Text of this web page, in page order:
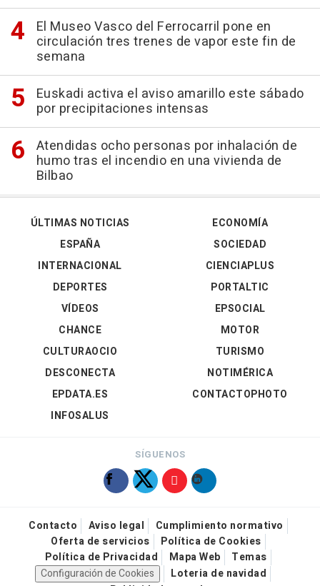
El Museo Vasco del Ferrocarril pone en
circulación tres trenes de vapor este fin de
semana
Euskadi activa el aviso amarillo este sábado
por precipitaciones intensas
Atendidas ocho personas por inhalación de
humo tras el incendio en una vivienda de
Bilbao
ÚLTIMAS NOTICIAS
ESPAÑA
INTERNACIONAL
DEPORTES
VÍDEOS
ECONOMÍA
SOCIEDAD
CIENCIAPLUS
PORTALTIC
EPSOCIAL
CHANCE
CULTURAOCIO
DESCONECTA
EPDATA.ES
INFOSALUS
MOTOR
TURISMO
NOTIMÉRICA
CONTACTOPHOTO
SÍGUENOS
Contacto Aviso legal
Cumplimiento normativo
Oferta de servicios
Política de Cookies
Política de Privacidad
Mapa Web
Temas
Configuración de Cookies
Loteria de navidad